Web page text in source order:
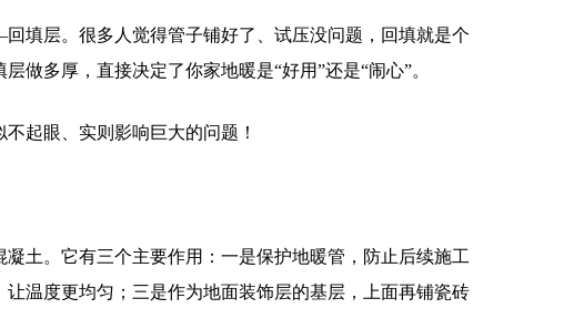
填层。很多人觉得管子铺好了、试压没问题，回填就是个
做多厚，直接决定了你家地暖是“好用”还是“闹心”。
起眼、实则影响巨大的问题！
土。它有三个主要作用：一是保护地暖管，防止后续施工
温度更均匀；三是作为地面装饰层的基层，上面再铺瓷砖